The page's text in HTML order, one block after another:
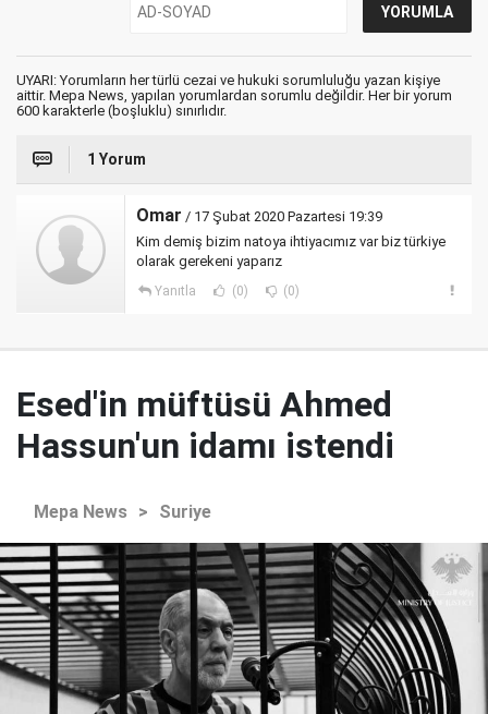
UYARI: Yorumların her türlü cezai ve hukuki sorumluluğu yazan kişiye
aittir. Mepa News, yapılan yorumlardan sorumlu değildir. Her bir yorum
600 karakterle (boşluklu) sınırlıdır.
1 Yorum
Omar / 17 Şubat 2020 Pazartesi 19:39
Kim demiş bizim natoya ihtiyacımız var biz türkiye
olarak gerekeni yaparız
Yanıtla (0) (0)
Esed'in müftüsü Ahmed
Hassun'un idamı istendi
Mepa News > Suriye